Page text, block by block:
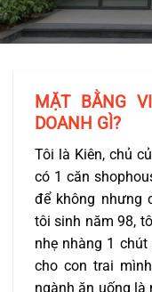
MẶT BẰNG
DOANH GÌ?
Tôi là Kiên, chủ
có 1 căn
để không nhưng
tôi sinh năm 98,
nhẹ nhàng 1
cho con trai
ngành ăn uống